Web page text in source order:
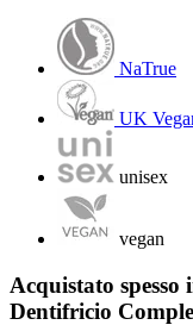
NaTrue
UK
unisex
vegan
Acquistato
Dentifricio